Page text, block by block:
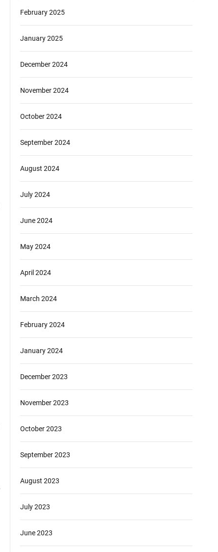
February 2025
January 2025
December 2024
November 2024
October 2024
September 2024
August 2024
July 2024
June 2024
May 2024
April 2024
March 2024
February 2024
January 2024
December 2023
November 2023
October 2023
September 2023
August 2023
July 2023
June 2023